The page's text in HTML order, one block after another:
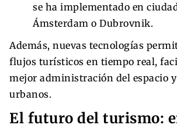
se ha implementado en
Ámsterdam o Dubrovnik.
Además, nuevas tecnologías
flujos turísticos en tiempo real,
mejor administración del espacio
urbanos.
El futuro del turismo: